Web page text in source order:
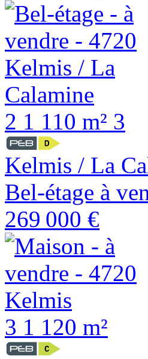
2 1 110 m² 3
Kelmis / La
Bel-étage à
269 000 €
3 1 120 m²